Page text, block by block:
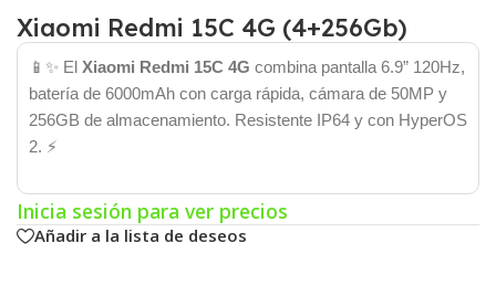
Xiaomi Redmi 15C 4G (4+256Gb)
📱✨ El Xiaomi Redmi 15C 4G combina pantalla 6.9” 120Hz,
batería de 6000mAh con carga rápida, cámara de 50MP y
256GB de almacenamiento. Resistente IP64 y con HyperOS
2. ⚡
Inicia sesión para ver precios
Añadir a la lista de deseos